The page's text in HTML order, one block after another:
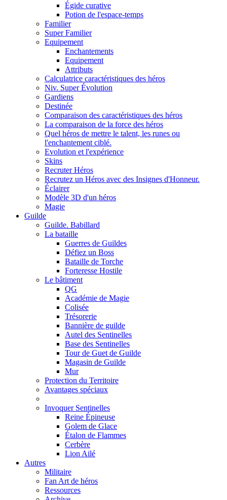
Égide curative
Potion de l'espace-temps
Familier
Super Familier
Equipement
Enchantements
Equipement
Attributs
Calculatrice caractéristiques des héros
Niv. Super Évolution
Gardiens
Destinée
Comparaison des caractéristiques des héros
La comparaison de la force des héros
Quel héros de mettre le talent, les runes ou
l'enchantement ciblé.
Evolution et l'expérience
Skins
Recruter Héros
Recrutez un Héros avec des Insignes d'Honneur.
Éclairer
Modèle 3D d'un héros
Magie
Guilde
Guilde. Babillard
La bataille
Guerres de Guildes
Défiez un Boss
Bataille de Torche
Forteresse Hostile
Le bâtiment
QG
Académie de Magie
Colisée
Trésorerie
Bannière de guilde
Autel des Sentinelles
Base des Sentinelles
Tour de Guet de Guilde
Magasin de Guilde
Mur
Protection du Territoire
Avantages spéciaux
Invoquer Sentinelles
Reine Épineuse
Golem de Glace
Étalon de Flammes
Cerbère
Lion Ailé
Autres
Militaire
Fan Art de héros
Ressources